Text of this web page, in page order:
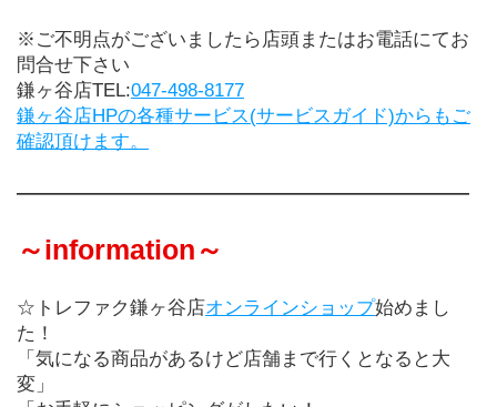
※ご不明点がございましたら店頭またはお電話にてお
問合せ下さい
鎌ヶ谷店TEL:047-498-8177
鎌ヶ谷店HPの各種サービス(サービスガイド)からもご
確認頂けます。
――――――――――――――――――――――――
～information～
☆トレファク鎌ヶ谷店オンラインショップ始めまし
た！
「気になる商品があるけど店舗まで行くとなると大
変」